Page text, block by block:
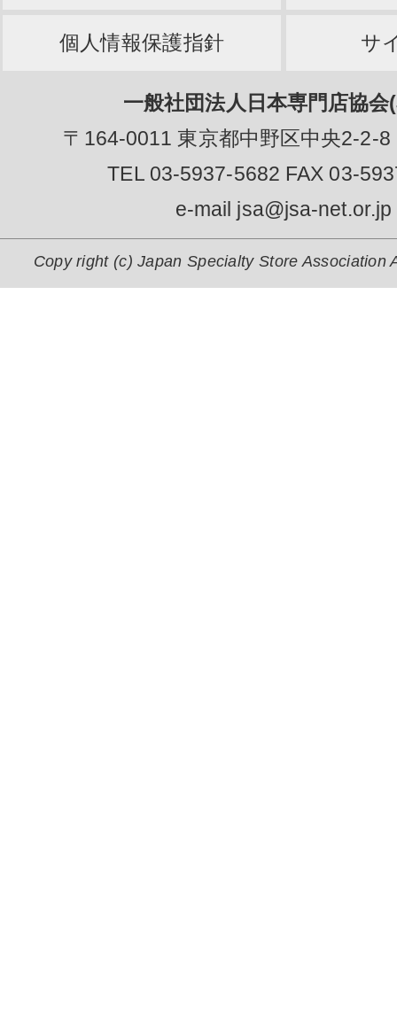
個人情報保護指針 サ
一般社団法人日本専門店協
〒164-0011 東京都中野区中央2-2-
TEL 03-5937-5682 FAX 03-
e-mail jsa@jsa-net.or.jp
Copy right (c) Japan Specialty Store Association